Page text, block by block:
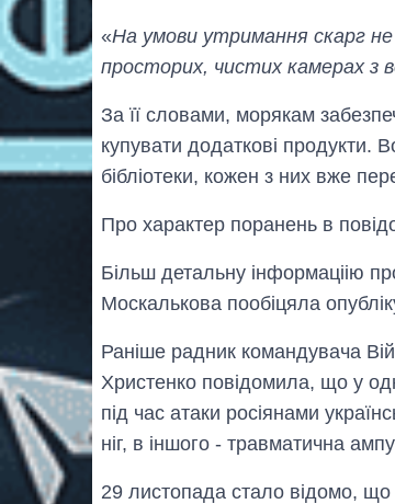
«На умови утримання скарг
просторих, чистих камерах з
За її словами, морякам
купувати додаткові
бібліотеки, кожен з них вже
Про характер поранень в
Більш детальну інформаціію
Москалькова пообіцяла
Раніше радник командувача
Христенко повідомила, що у
під час атаки росіянами
ніг, в іншого - травматична
29 листопада стало відомо, що